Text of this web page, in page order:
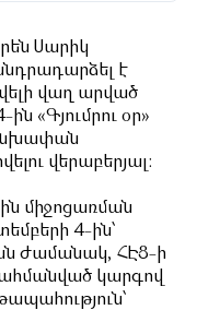
Սարիկ
է
վաղ արված
«Գյումրու օր»
վերաբերյալ:
միջոցառման
4-ին՝
ժամանակ, ՀԷՑ-ի
կարգով